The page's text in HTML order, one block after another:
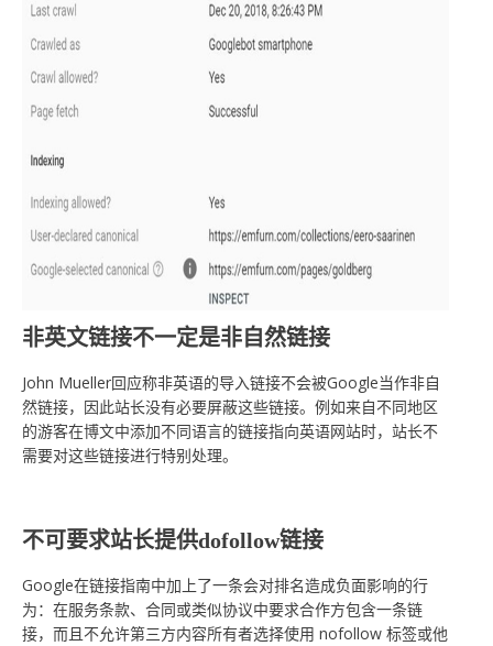
非英文链接不一定是非自然链接
John Mueller回应称非英语的导入链接不会被Google当作非自
然链接，因此站长没有必要屏蔽这些链接。例如来自不同地区
的游客在博文中添加不同语言的链接指向英语网站时，站长不
需要对这些链接进行特别处理。
不可要求站长提供dofollow链接
Google在链接指南中加上了一条会对排名造成负面影响的行
为：在服务条款、合同或类似协议中要求合作方包含一条链
接，而且不允许第三方内容所有者选择使用 nofollow 标签或他